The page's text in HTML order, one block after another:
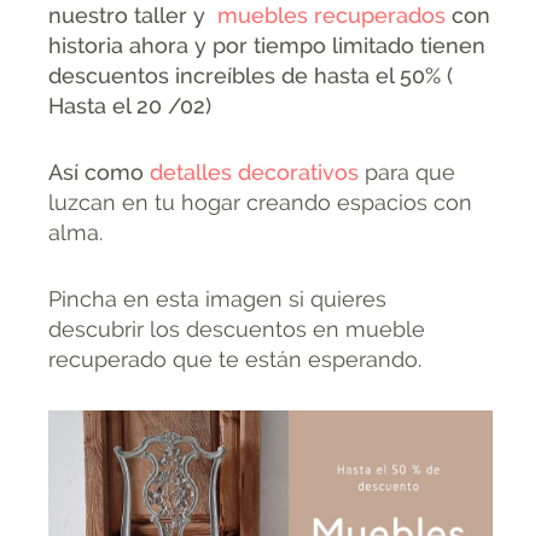
nuestro taller y muebles recuperados con
historia ahora y por tiempo limitado tienen
descuentos increíbles de hasta el 50% (
Hasta el 20 /02)
Así como detalles decorativos para que
luzcan en tu hogar creando espacios con
alma.
Pincha en esta imagen si quieres
descubrir los descuentos en mueble
recuperado que te están esperando.